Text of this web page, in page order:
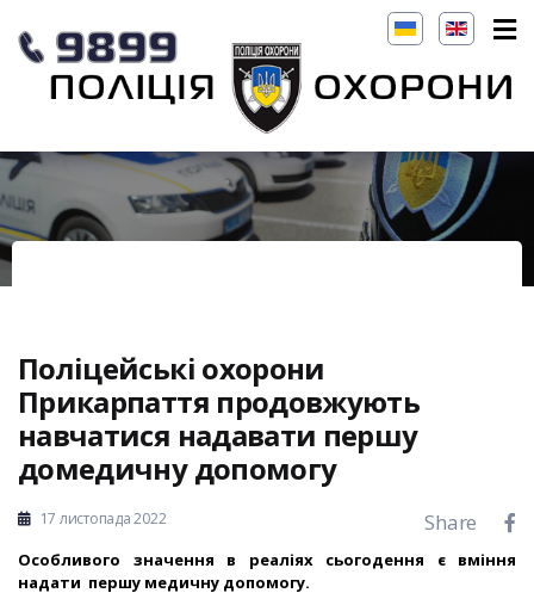
Поліцейські охорони
Прикарпаття продовжують
навчатися надавати першу
домедичну допомогу
17 листопада 2022 Share
Особливого значення в реаліях сьогодення є вміння
надати першу медичну допомогу.